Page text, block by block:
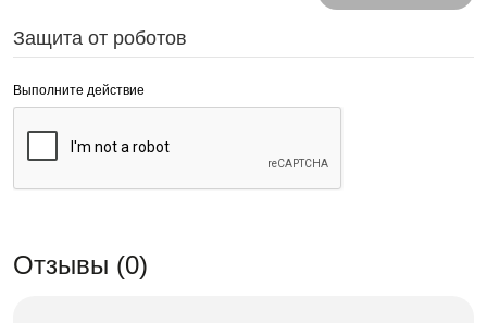
Защита от роботов
Выполните действие
Отзывы (0)